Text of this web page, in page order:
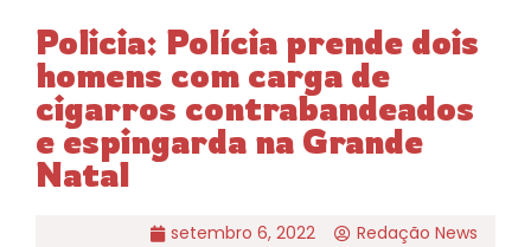
Policia: Polícia prende dois
homens com carga de
cigarros contrabandeados
e espingarda na Grande
Natal
setembro 6, 2022 Redação News